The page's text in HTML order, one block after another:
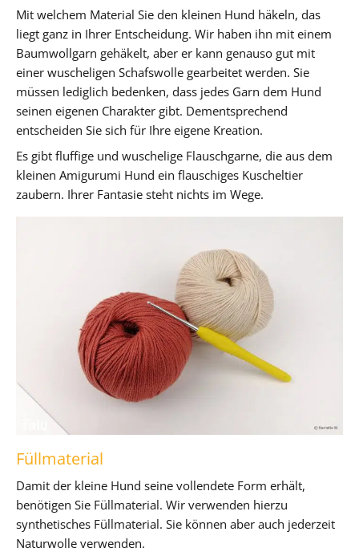
Mit welchem Material Sie den kleinen Hund häkeln, das
liegt ganz in Ihrer Entscheidung. Wir haben ihn mit einem
Baumwollgarn gehäkelt, aber er kann genauso gut mit
einer wuscheligen Schafswolle gearbeitet werden. Sie
müssen lediglich bedenken, dass jedes Garn dem Hund
seinen eigenen Charakter gibt. Dementsprechend
entscheiden Sie sich für Ihre eigene Kreation.
Es gibt fluffige und wuschelige Flauschgarne, die aus dem
kleinen Amigurumi Hund ein flauschiges Kuscheltier
zaubern. Ihrer Fantasie steht nichts im Wege.
Füllmaterial
Damit der kleine Hund seine vollendete Form erhält,
benötigen Sie Füllmaterial. Wir verwenden hierzu
synthetisches Füllmaterial. Sie können aber auch jederzeit
Naturwolle verwenden.